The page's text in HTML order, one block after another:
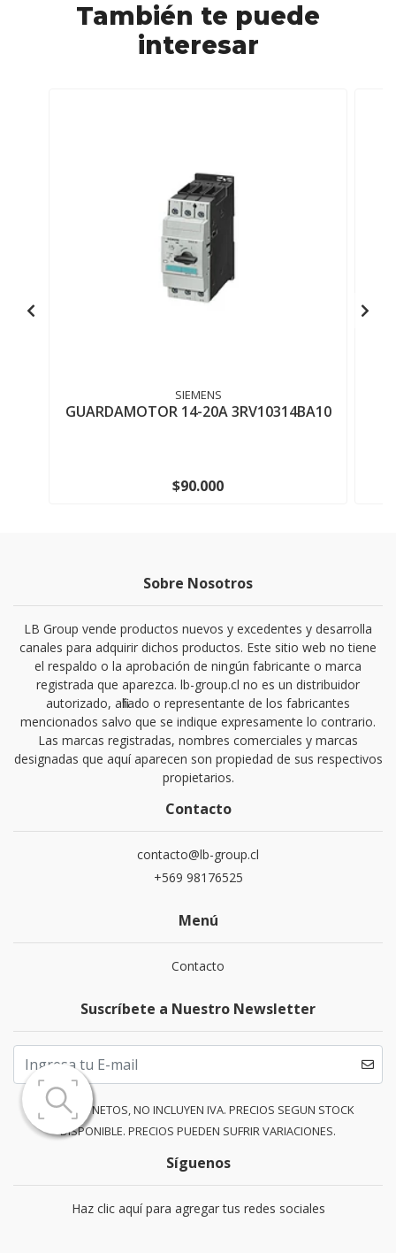
También te puede
interesar
SIEMENS
GUARDAMOTOR 14-20A 3RV10314BA10
$90.000
Sobre Nosotros
LB Group vende productos nuevos y excedentes y desarrolla
canales para adquirir dichos productos. Este sitio web no tiene
el respaldo o la aprobación de ningún fabricante o marca
registrada que aparezca. lb-group.cl no es un distribuidor
autorizado, afiliado o representante de los fabricantes
mencionados salvo que se indique expresamente lo contrario.
Las marcas registradas, nombres comerciales y marcas
designadas que aquí aparecen son propiedad de sus respectivos
propietarios.
Contacto
contacto@lb-group.cl
+569 98176525
Menú
Contacto
Suscríbete a Nuestro Newsletter
PRECIOS NETOS, NO INCLUYEN IVA. PRECIOS SEGUN STOCK
DISPONIBLE. PRECIOS PUEDEN SUFRIR VARIACIONES.
Síguenos
Haz clic aquí para agregar tus redes sociales